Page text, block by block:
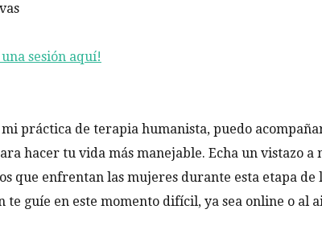
sesión aquí!
práctica de terapia humanista, puedo
hacer tu vida más manejable. Echa un vistazo
que enfrentan las mujeres durante esta etapa de
te guíe en este momento difícil, ya sea online o al